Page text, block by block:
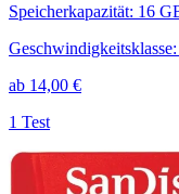
Speicherkapazität: 16
Geschwindigkeitsklasse:
ab 14,00 €
1 Test